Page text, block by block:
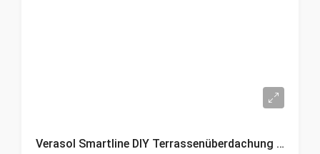
Verasol Smartline DIY Terrassenüberdachung anthrazit (4,24 x 3,0 M)